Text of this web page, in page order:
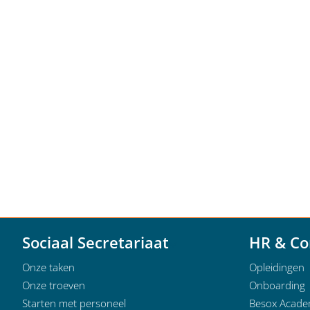
Sociaal Secretariaat
Onze taken
Onze troeven
Starten met personeel
HR &
Opleidingen
Onboarding
Besox